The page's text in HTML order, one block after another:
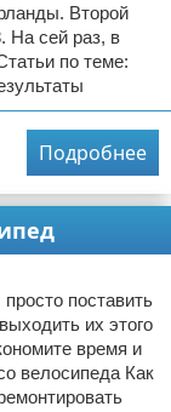
Второй
На сей раз, в
по теме:
Подробнее
поставить
их этого
время и
велосипеда Как